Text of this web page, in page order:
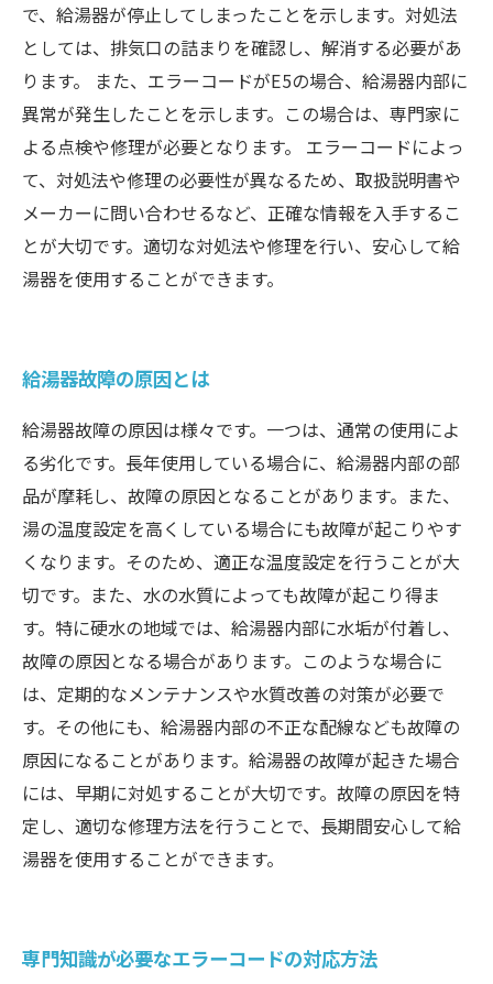
で、給湯器が停止してしまったことを示します。対処法
としては、排気口の詰まりを確認し、解消する必要があ
ります。 また、エラーコードがE5の場合、給湯器内部に
異常が発生したことを示します。この場合は、専門家に
よる点検や修理が必要となります。 エラーコードによっ
て、対処法や修理の必要性が異なるため、取扱説明書や
メーカーに問い合わせるなど、正確な情報を入手するこ
とが大切です。適切な対処法や修理を行い、安心して給
湯器を使用することができます。
給湯器故障の原因とは
給湯器故障の原因は様々です。一つは、通常の使用によ
る劣化です。長年使用している場合に、給湯器内部の部
品が摩耗し、故障の原因となることがあります。また、
湯の温度設定を高くしている場合にも故障が起こりやす
くなります。そのため、適正な温度設定を行うことが大
切です。また、水の水質によっても故障が起こり得ま
す。特に硬水の地域では、給湯器内部に水垢が付着し、
故障の原因となる場合があります。このような場合に
は、定期的なメンテナンスや水質改善の対策が必要で
す。その他にも、給湯器内部の不正な配線なども故障の
原因になることがあります。給湯器の故障が起きた場合
には、早期に対処することが大切です。故障の原因を特
定し、適切な修理方法を行うことで、長期間安心して給
湯器を使用することができます。
専門知識が必要なエラーコードの対応方法